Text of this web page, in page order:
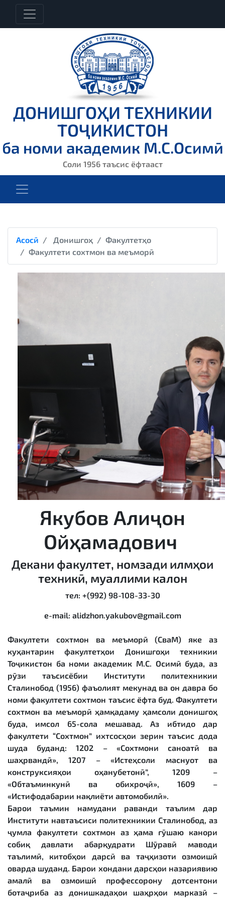
ДОНИШГОҲИ ТЕХНИКИИ
ТОҶИКИСТОН
ба номи академик М.С.Осимӣ
Соли 1956 таъсис ёфтааст
Асосӣ Донишгоҳ
Факултетҳо
Факултети сохтмон ва меъморӣ
Якубов Алиҷон
Ойҳамадович
Декани факултет, номзади илмҳои
техникӣ, муаллими калон
тел: +(992) 98-108-33-30
e-mail: alidzhon.yakubov@gmail.com
Факултети сохтмон ва меъморӣ (СваМ) яке аз
куҳантарин факултетҳои Донишгоҳи техникии
Тоҷикистон ба номи академик М.С. Осимӣ буда, аз
рӯзи таъсисёбии Институти политехникии
Сталинобод (1956) фаъолият мекунад ва он давра бо
номи факултети сохтмон таъсис ёфта буд. Факултети
сохтмон ва меъморӣ ҳамқадаму ҳамсоли донишгоҳ
буда, имсол 65-сола мешавад. Аз ибтидо дар
факултети “Сохтмон” ихтсосҳои зерин таъсис дода
шуда буданд: 1202 – «Сохтмони саноатӣ ва
шаҳрвандӣ», 1207 – «Истеҳсоли маснуот ва
конструксияҳои оҳанубетонӣ”, 1209 –
«Обтаъминкунӣ ва обихроҷӣ», 1609 –
«Истифодабарии нақлиёти автомобилӣ».
Барои таъмин намудани раванди таълим дар
Институти навтаъсиси политехникии Сталинобод, аз
ҷумла факултети сохтмон аз ҳама гӯшаю канори
собиқ давлати абарқудрати Шӯравӣ маводи
таълимӣ, китобҳои дарсӣ ва таҷҳизоти озмоишӣ
оварда шуданд. Барои хондани дарсҳои назариявию
амалӣ ва озмоишӣ профессорону дотсентони
ботаҷриба аз донишкадаҳои шаҳрҳои марказӣ –